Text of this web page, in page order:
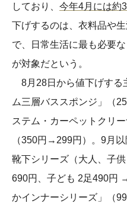
しており、 今年4月には約
下げするのは、衣料品や
で、日常生活に最も必要
が対象だという。
8月28日から値下げする
ム三層バススポンジ」（
ステム・カーペットクリ
（350円→299円）。9月
靴下シリーズ（大人、子
690円、子ども 2足490円
かインナーシリーズ」（